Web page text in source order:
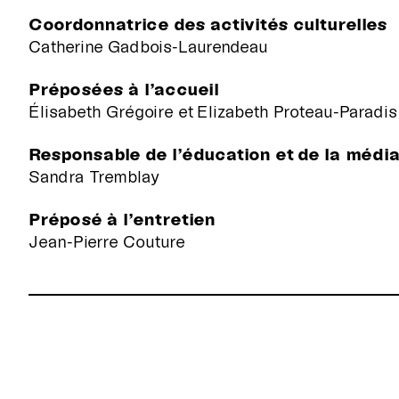
Coordonnatrice des activités culturelles
Catherine Gadbois-Laurendeau
Préposées à l’accueil
Élisabeth Grégoire et Elizabeth Proteau-Paradis
Responsable de l’éducation et de la
Sandra Tremblay
Préposé à l’entretien
Jean-Pierre Couture